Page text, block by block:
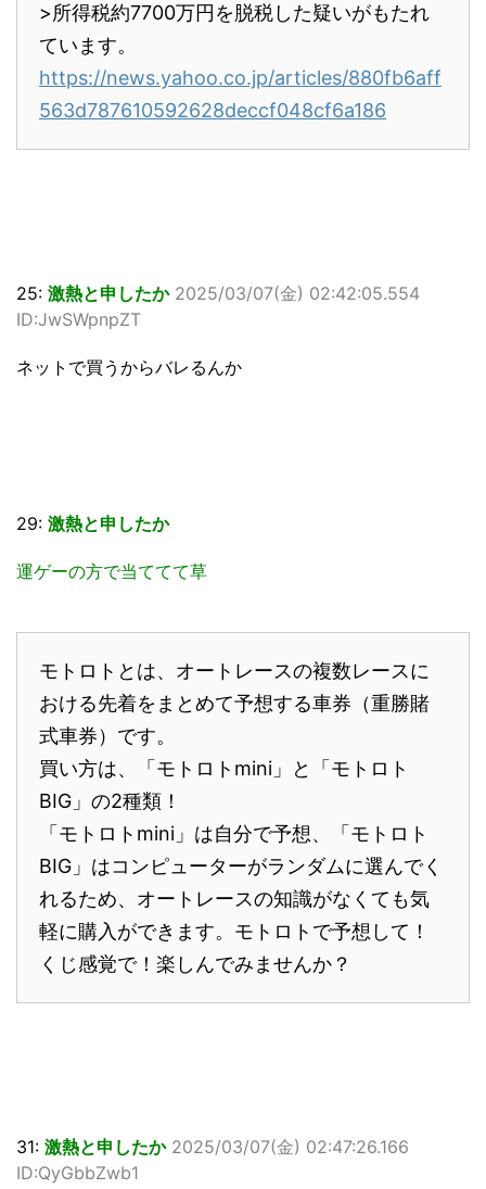
>所得税約7700万円を脱税した疑いがもたれ
ています。
https://news.yahoo.co.jp/articles/880fb6aff
563d787610592628deccf048cf6a186
25: 激熱と申したか 2025/03/07(金) 02:42:05.554
ID:JwSWpnpZT
ネットで買うからバレるんか
29: 激熱と申したか
運ゲーの方で当ててて草
モトロトとは、オートレースの複数レースに
おける先着をまとめて予想する車券（重勝賭
式車券）です。
買い方は、「モトロトmini」と「モトロト
BIG」の2種類！
「モトロトmini」は自分で予想、「モトロト
BIG」はコンピューターがランダムに選んでく
れるため、オートレースの知識がなくても気
軽に購入ができます。モトロトで予想して！
くじ感覚で！楽しんでみませんか？
31: 激熱と申したか 2025/03/07(金) 02:47:26.166
ID:QyGbbZwb1